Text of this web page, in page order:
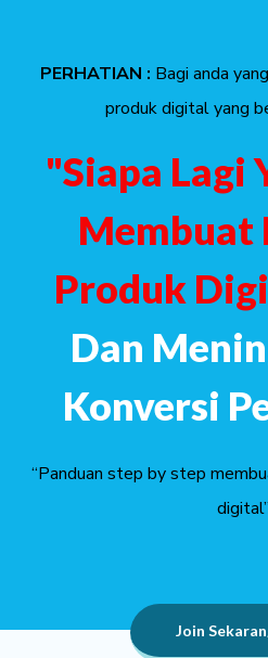
PERHATIAN : Bagi anda
produk digital yang
"Siapa Lagi
Membuat
Produk
Dan
Konversi
“Panduan step by step
digital”
Join